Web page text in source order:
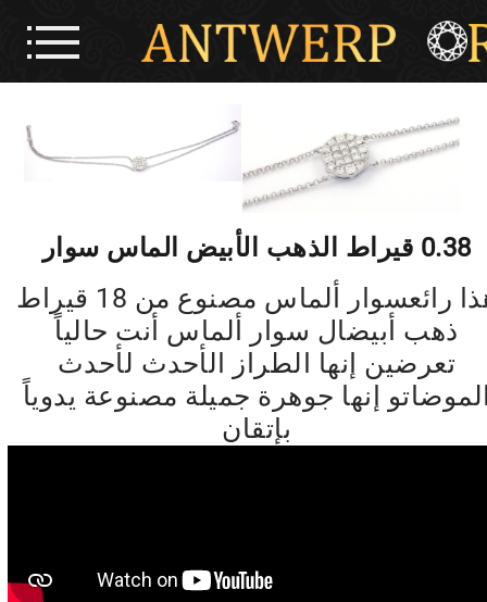
0.38 قيراط الذهب الأبيض الماس سوار
هذا رائعسوار ألماس مصنوع من 18 قيراط
ذهب أبيضال سوار ألماس أنت حالياً
تعرضين إنها الطراز الأحدث لأحدث
إنها جوهرة جميلة مصنوعة يدوياً
بإتقان